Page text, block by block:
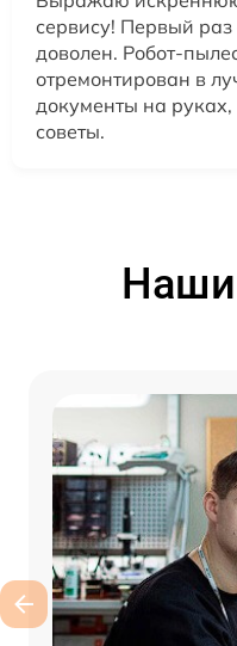
сервису! Первый раз
доволен. Робот-
отремонтирован в
документы на
советы.
Наши